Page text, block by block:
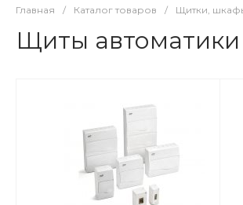
Главная / Каталог товаров / Щитки,
Щиты автоматики